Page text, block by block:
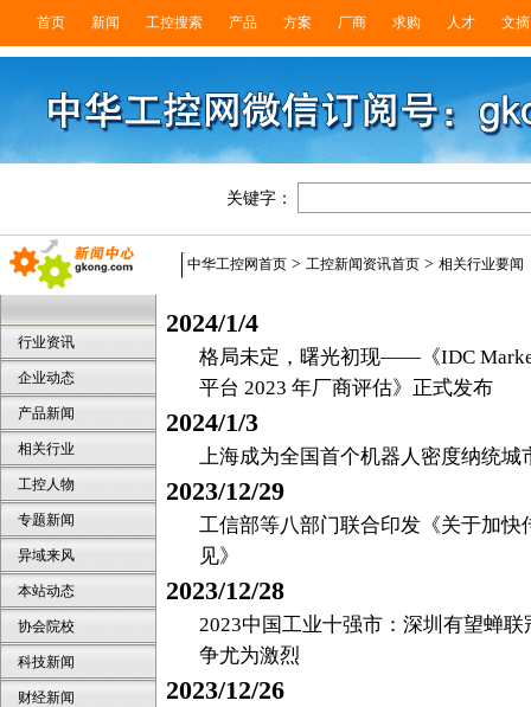
首页 新闻 工控搜索 产品 方案 厂商 求购 人才 文摘
关键字：
中华工控网首页 > 工控新闻资讯首页 > 相关行业要闻
行业资讯
企业动态
产品新闻
相关行业
工控人物
专题新闻
异域来风
本站动态
协会院校
科技新闻
财经新闻
2024/1/4
格局未定，曙光初现——《IDC
平台 2023 年厂商评估》正式发布
2024/1/3
上海成为全国首个机器人密度纳统城
2023/12/29
工信部等八部门联合印发《关于加
见》
2023/12/28
2023中国工业十强市：深圳有望蝉
争尤为激烈
2023/12/26